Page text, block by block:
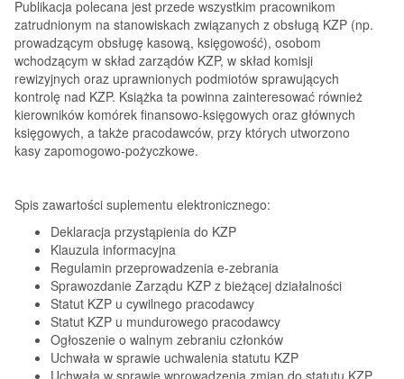
Publikacja polecana jest przede wszystkim pracownikom
zatrudnionym na stanowiskach związanych z obsługą KZP (np.
prowadzącym obsługę kasową, księgowość), osobom
wchodzącym w skład zarządów KZP, w skład komisji
rewizyjnych oraz uprawnionych podmiotów sprawujących
kontrolę nad KZP. Książka ta powinna zainteresować również
kierowników komórek finansowo-księgowych oraz głównych
księgowych, a także pracodawców, przy których utworzono
kasy zapomogowo-pożyczkowe.
Spis zawartości suplementu elektronicznego:
Deklaracja przystąpienia do KZP
Klauzula informacyjna
Regulamin przeprowadzenia e-zebrania
Sprawozdanie Zarządu KZP z bieżącej działalności
Statut KZP u cywilnego pracodawcy
Statut KZP u mundurowego pracodawcy
Ogłoszenie o walnym zebraniu członków
Uchwała w sprawie uchwalenia statutu KZP
Uchwała w sprawie wprowadzenia zmian do statutu KZP